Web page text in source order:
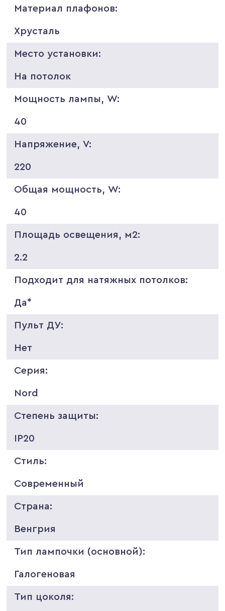
Материал плафонов:
Хрусталь
Место установки:
На потолок
Мощность лампы, W:
40
Напряжение, V:
220
Общая мощность, W:
40
Площадь освещения, м2:
2.2
Подходит для натяжных потолков:
Да*
Пульт ДУ:
Нет
Серия:
Nord
Степень защиты:
IP20
Стиль:
Современный
Страна:
Венгрия
Тип лампочки (основной):
Галогеновая
Тип цоколя: